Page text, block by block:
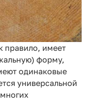
правило, имеет
форму,
одинаковые
универсальной